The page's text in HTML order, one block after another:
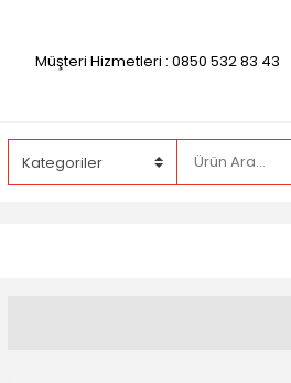
Müşteri Hizmetleri : 0850 532 83 43